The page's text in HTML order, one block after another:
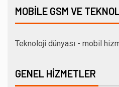
MOBILE GSM VE
Teknoloji dünyası - mobil
GENEL HIZMETLER